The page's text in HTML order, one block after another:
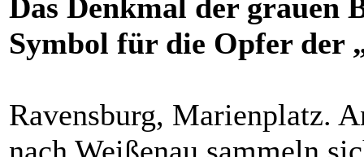
Das Denkmal der grauen
Symbol für die Opfer der
Ravensburg, Marienplatz.